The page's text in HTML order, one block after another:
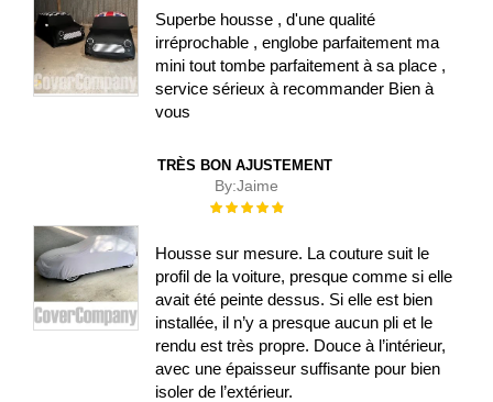
Superbe housse , d'une qualité
irréprochable , englobe parfaitement ma
mini tout tombe parfaitement à sa place ,
service sérieux à recommander Bien à
vous
TRÈS BON AJUSTEMENT
By:Jaime
Évaluation :
Housse sur mesure. La couture suit le
profil de la voiture, presque comme si elle
avait été peinte dessus. Si elle est bien
installée, il n’y a presque aucun pli et le
rendu est très propre. Douce à l’intérieur,
avec une épaisseur suffisante pour bien
isoler de l’extérieur.